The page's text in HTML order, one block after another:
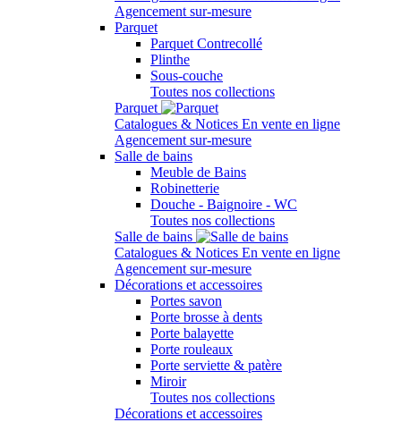
Agencement sur-mesure
Parquet
Parquet Contrecollé
Plinthe
Sous-couche
Toutes nos collections
Parquet
Catalogues & Notices En vente en ligne
Agencement sur-mesure
Salle de bains
Meuble de Bains
Robinetterie
Douche - Baignoire - WC
Toutes nos collections
Salle de bains
Catalogues & Notices En vente en ligne
Agencement sur-mesure
Décorations et accessoires
Portes savon
Porte brosse à dents
Porte balayette
Porte rouleaux
Porte serviette & patère
Miroir
Toutes nos collections
Décorations et accessoires